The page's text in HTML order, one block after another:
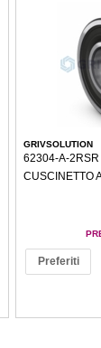
GRIVSOLUTION
62304-A-2RSR
CUSCINETTO
Preferiti